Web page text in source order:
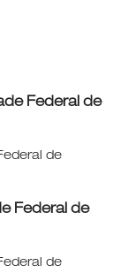
Federal de
de
Federal de
de